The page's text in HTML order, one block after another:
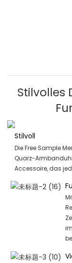
Stilvolles
Stilvoll
Die Free Sample
Quarz-
Accessoire, das